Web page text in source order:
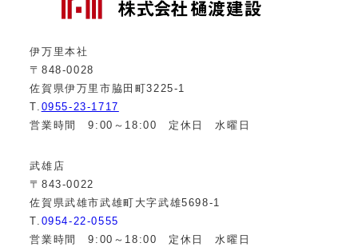
伊万里本社
〒848-0028
佐賀県伊万里市脇田町3225-1
T. 0955-23-1717
営業時間 9:00～18:00 定休日 水曜日
武雄店
〒843-0022
佐賀県武雄市武雄町大字武雄5698-1
T. 0954-22-0555
営業時間 9:00～18:00 定休日 水曜日